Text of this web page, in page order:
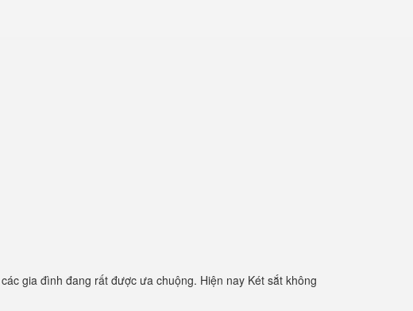
gia đình đang rất được ưa chuộng. Hiện nay Két sắt không